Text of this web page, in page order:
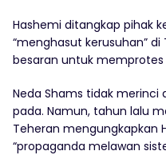
Hashemi ditangkap pihak
“menghasut kerusuhan”
besaran untuk
Neda Shams tidak merinci
pada. Namun, tahun lalu
Teheran mengungkapkan
“propaganda melawan